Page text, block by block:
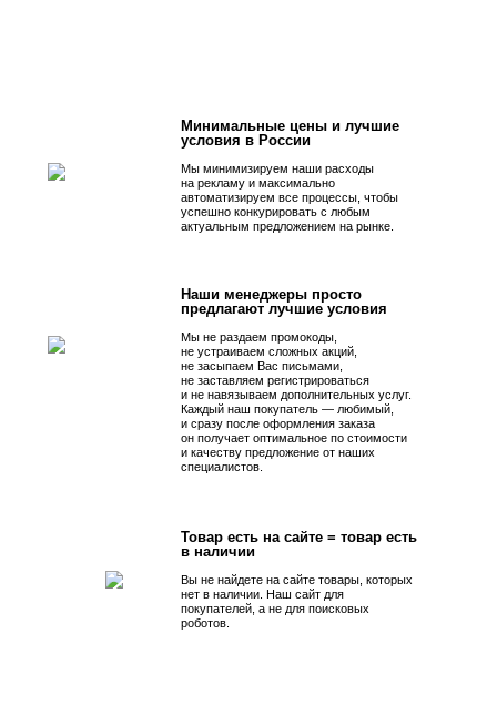
Минимальные цены и лучшие
условия в России
Мы минимизируем наши расходы
на рекламу и максимально
автоматизируем все процессы, чтобы
успешно конкурировать с любым
актуальным предложением на рынке.
Наши менеджеры просто
предлагают лучшие условия
Мы не раздаем промокоды,
не устраиваем сложных акций,
не засыпаем Вас письмами,
не заставляем регистрироваться
и не навязываем дополнительных услуг.
Каждый наш покупатель — любимый,
и сразу после оформления заказа
он получает оптимальное по стоимости
и качеству предложение от наших
специалистов.
Товар есть на сайте = товар есть
в наличии
Вы не найдете на сайте товары, которых
нет в наличии. Наш сайт для
покупателей, а не для поисковых
роботов.